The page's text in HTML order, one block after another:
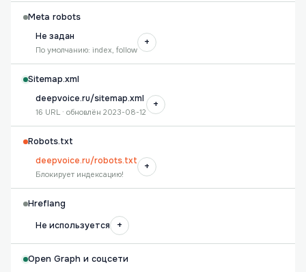
Meta robots
Не задан
По умолчанию: index, follow
+
Sitemap.xml
deepvoice.ru/sitemap.xml
16 URL · обновлён 2023-08-12
+
Robots.txt
deepvoice.ru/robots.txt
Блокирует индексацию!
+
Hreflang
Не используется
+
Open Graph и соцсети